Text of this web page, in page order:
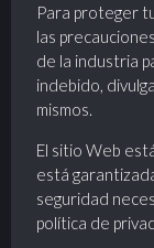
Para proteger
las
de la industria
indebido,
mismos.
El sitio Web
está
seguridad
política de